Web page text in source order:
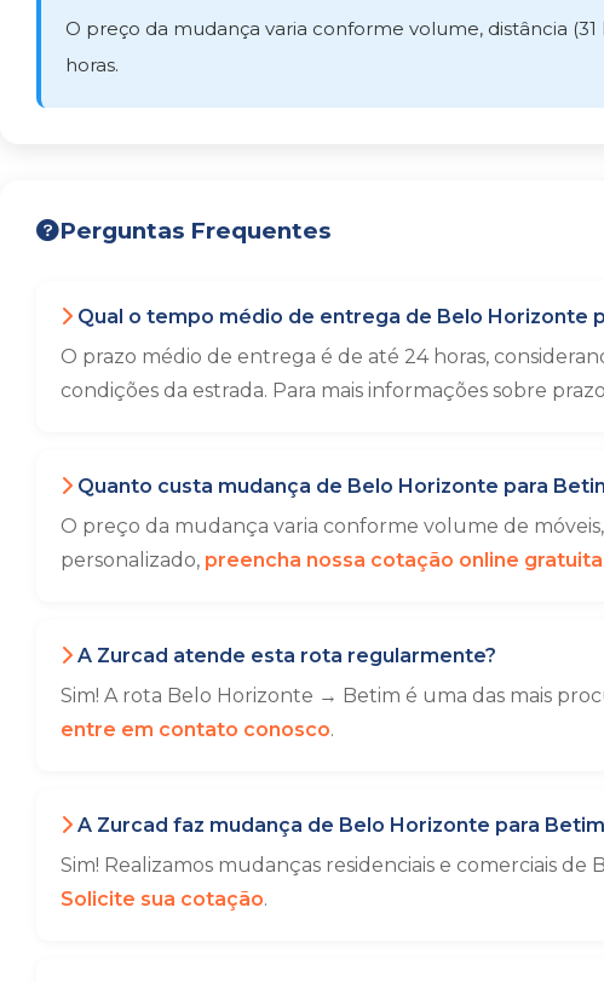
O preço da mudança varia conforme volume, distância (31
horas.
Perguntas Frequentes
Qual o tempo médio de entrega de Belo Horizonte
O prazo médio de entrega é de até 24 horas,
condições da estrada. Para mais informações sobre
Quanto custa mudança de Belo Horizonte para
O preço da mudança varia conforme volume de
personalizado, preencha nossa cotação online gratuita
A Zurcad atende esta rota regularmente?
Sim! A rota Belo Horizonte → Betim é uma das mais
entre em contato conosco.
A Zurcad faz mudança de Belo Horizonte para
Sim! Realizamos mudanças residenciais e comerciais
Solicite sua cotação.